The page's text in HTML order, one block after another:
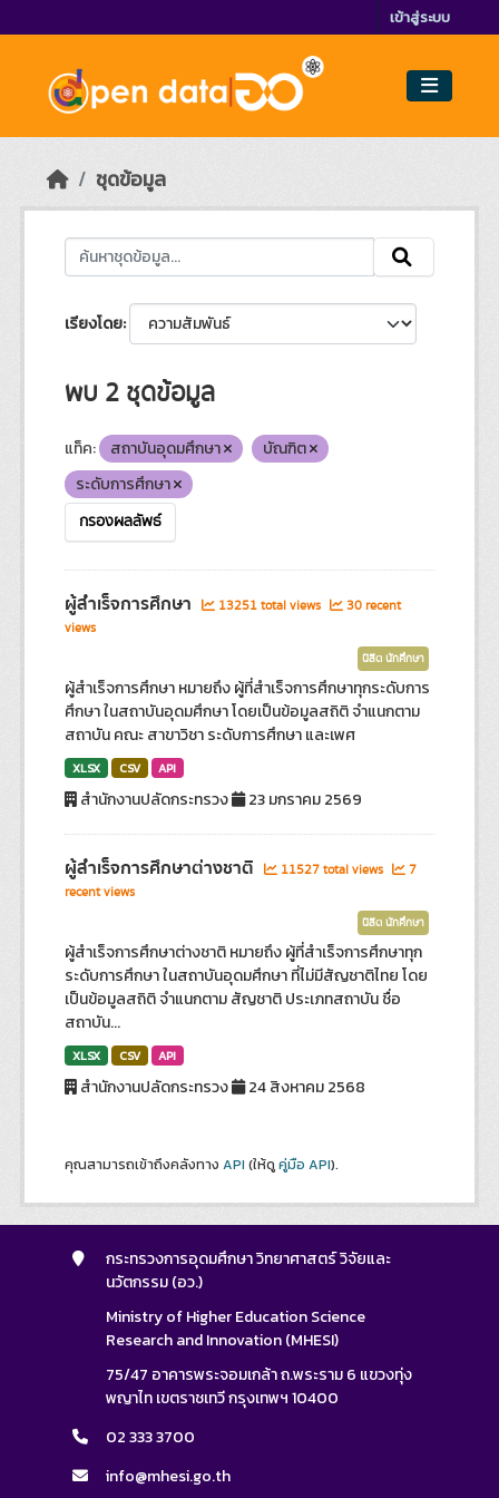
เข้าสู่ระบบ
ชุดข้อมูล
เรียงโดย
พบ 2 ชุดข้อมูล
แท็ค: สถาบันอุดมศึกษา
บัณฑิต
ระดับการศึกษา
กรองผลลัพธ์
ผู้สำเร็จการศึกษา 13251 total views
30 recent
views
นิสิต นักศึกษา
ผู้สำเร็จการศึกษา หมายถึง ผู้ที่สำเร็จการศึกษาทุกระดับการ
ศึกษา ในสถาบันอุดมศึกษา โดยเป็นข้อมูลสถิติ จำแนกตาม
สถาบัน คณะ สาขาวิชา ระดับการศึกษา และเพศ
XLSX CSV API
สำนักงานปลัดกระทรวง 23 มกราคม 2569
ผู้สำเร็จการศึกษาต่างชาติ 11527 total views
7
recent views
นิสิต นักศึกษา
ผู้สำเร็จการศึกษาต่างชาติ หมายถึง ผู้ที่สำเร็จการศึกษาทุก
ระดับการศึกษา ในสถาบันอุดมศึกษา ที่ไม่มีสัญชาติไทย โดย
เป็นข้อมูลสถิติ จำแนกตาม สัญชาติ ประเภทสถาบัน ชื่อ
สถาบัน...
XLSX CSV API
สำนักงานปลัดกระทรวง 24 สิงหาคม 2568
คุณสามารถเข้าถึงคลังทางAPI (ให้ดูคู่มือ API).
กระทรวงการอุดมศึกษา วิทยาศาสตร์ วิจัยและ
นวัตกรรม (อว.)
Ministry of Higher Education Science
Research and Innovation (MHESI)
75/47 อาคารพระจอมเกล้า ถ.พระราม 6 แขวงทุ่ง
พญาไท เขตราชเทวี กรุงเทพฯ 10400
02 333 3700
info@mhesi.go.th